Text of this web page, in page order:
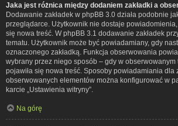
Jaka jest różnica między dodaniem zakładki a
Dodawanie zakładek w phpBB 3.0 działa podobnie
przeglądarce. Użytkownik nie dostaje
się nowa treść. W phpBB 3.1 dodawanie zakładek
tematu. Użytkownik może być powiadamiany, gdy
oznaczonego zakładką. Funkcja obserwowania
wybrany przez niego sposób – gdy w obserwowanym
pojawiła się nowa treść. Sposoby powiadamiania dla
obserwowanych elementów można konfigurować w
karcie „Ustawienia witryny”.
Na górę